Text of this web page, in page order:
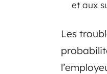
et aux
Les